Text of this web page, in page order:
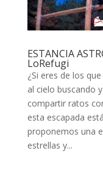
ESTANCIA
LoRefugi
¿Si eres de los
al cielo buscando
compartir ratos
esta escapada
proponemos una
estrellas y...